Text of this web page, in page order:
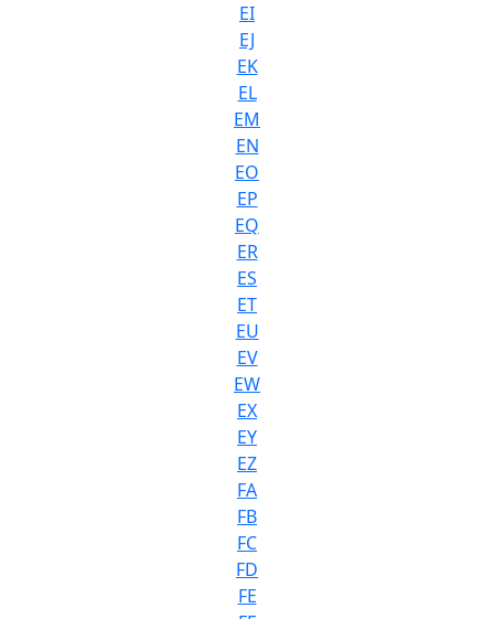
EI
EJ
EK
EL
EM
EN
EO
EP
EQ
ER
ES
ET
EU
EV
EW
EX
EY
EZ
FA
FB
FC
FD
FE